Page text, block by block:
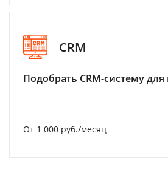
CRM
Подобрать CRM-систему
От 1 000 руб./месяц